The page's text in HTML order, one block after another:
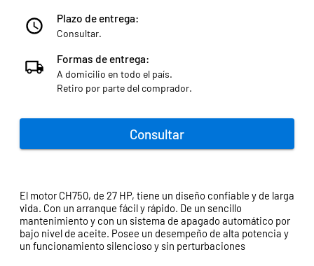
Plazo de entrega:
Consultar.
Formas de entrega:
A domicilio en todo el país.
Retiro por parte del comprador.
Consultar
El motor CH750, de 27 HP, tiene un diseño confiable y de larga
vida. Con un arranque fácil y rápido. De un sencillo
mantenimiento y con un sistema de apagado automático por
bajo nivel de aceite. Posee un desempeño de alta potencia y
un funcionamiento silencioso y sin perturbaciones